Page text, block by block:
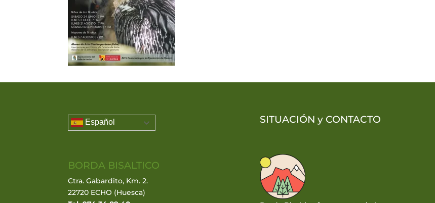
Español
BORDA BISALTICO
Ctra. Gabardito, Km. 2.
22720 ECHO (Huesca)
SITUACIÓN y CONTACTO